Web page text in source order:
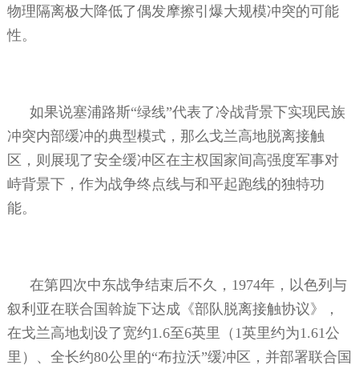
物理隔离极大降低了偶发摩擦引爆大规模冲突的可能
性。
如果说塞浦路斯“绿线”代表了冷战背景下实现民族
冲突内部缓冲的典型模式，那么戈兰高地脱离接触
区，则展现了安全缓冲区在主权国家间高强度军事对
峙背景下，作为战争终点线与和平起跑线的独特功
能。
在第四次中东战争结束后不久， 1974年，以色列与
叙利亚在联合国斡旋下达成《部队脱离接触协议》，
在戈兰高地划设了宽约1.6至6英里（ 1英里约为1.61公
里）、全长约80公里的“布拉沃”缓冲区，并部署联合国